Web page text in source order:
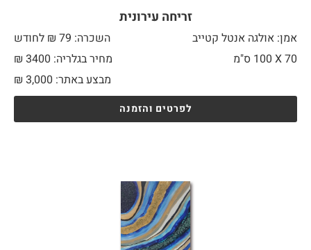
זריחה עירונית
אמן: אולגה אנטל קטייב
השכרה: 79 ₪ לחודש
70 X
מחיר בגלריה: 3400 ₪
מבצע באתר:
₪ 3,000
לפרטים והזמנה